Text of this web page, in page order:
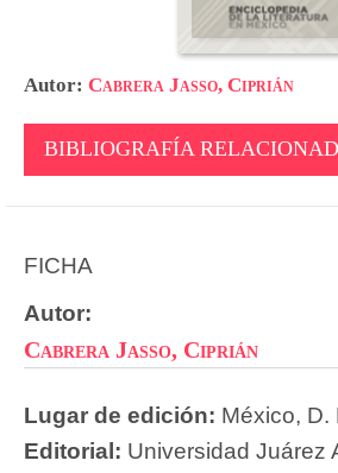
Autor: Cabrera Jasso, Ciprián
BIBLIOGRAFÍA
FICHA
Autor:
Cabrera Jasso, Ciprián
Lugar de edición: México, D.
Editorial: Universidad Juárez